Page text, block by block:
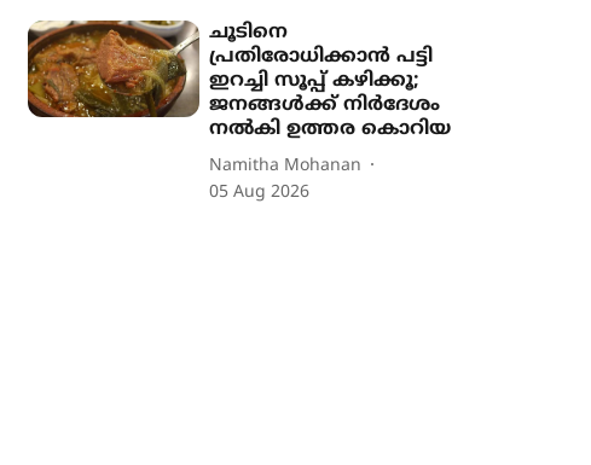
ചൂടിനെ
പ്രതിരോധിക്കാൻ പട്ടി
ഇറച്ചി സൂപ്പ് കഴിക്കൂ;
ജനങ്ങൾക്ക് നിർദേശം
നൽകി ഉത്തര കൊറിയ
Namitha Mohanan
05 Aug 2026